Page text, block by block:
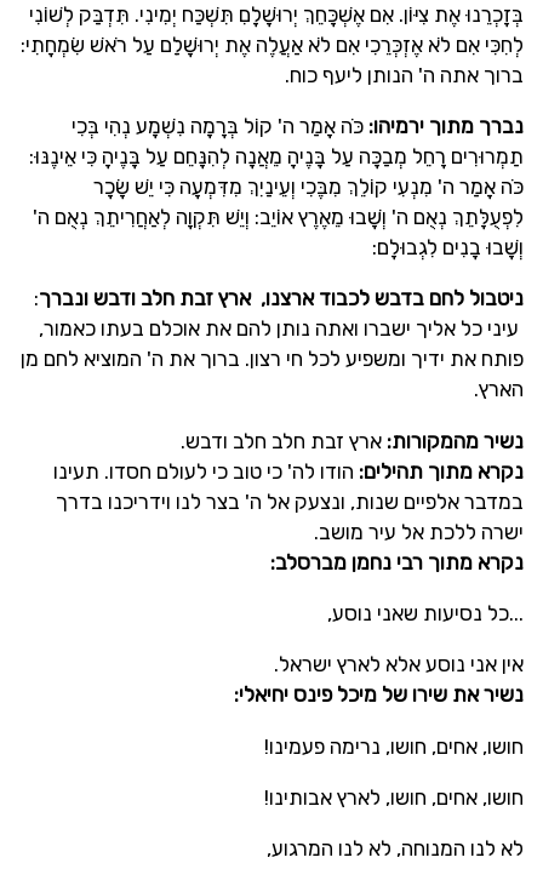
בְּזָכְרֵנוּ אֶת צִיּוֹן. אִם אֶשְׁכָּחֵךְ יְרוּשָׁלָםִ תִּשְׁכַּח יְמִינִי. תִּדְבַּק לְשׁוֹנִי
לְחִכִּי אִם לֹא אֶזְכְּרֵכִי אִם לֹא אַעֲלֶה אֶת יְרוּשָׁלִַם עַל רֹאשׁ שִׂמְחָתִי:
ברוך אתה ה' הנותן ליעף כוח.
נברך מתוך ירמיהו: כֹּה אָמַר ה' קוֹל בְּרָמָה נִשְׁמָע נְהִי בְּכִי
תַמְרוּרִים רָחֵל מְבַכָּה עַל בָּנֶיהָ מֵאֲנָה לְהִנָּחֵם עַל בָּנֶיהָ כִּי אֵינֶנּוּ:
כֹּה אָמַר ה' מִנְעִי קוֹלֵךְ מִבֶּכִי וְעֵינַיִךְ מִדִּמְעָה כִּי יֵשׁ שָׂכָר
לִפְעֻלָּתֵךְ נְאֻם ה' וְשָׁבוּ מֵאֶרֶץ אוֹיֵב: וְיֵשׁ תִּקְוָה לְאַחֲרִיתֵךְ נְאֻם ה'
וְשָׁבוּ בָנִים לִגְבוּלָם:
ניטבול לחם בדבש לכבוד ארצנו, ארץ זבת חלב ודבש ונברך:
עיני כל אליך ישברו ואתה נותן להם את אוכלם בעתו כאמור,
פותח את ידיך ומשפיע לכל חי רצון. ברוך את ה' המוציא לחם מן
הארץ.
נשיר מהמקורות: ארץ זבת חלב חלב ודבש.
נקרא מתוך תהילים: הודו לה' כי טוב כי לעולם חסדו. תעינו
במדבר אלפיים שנות, ונצעק אל ה' בצר לנו וידריכנו בדרך
ישרה ללכת אל עיר מושב.
נקרא מתוך רבי נחמן מברסלב:
...כל נסיעות שאני נוסע,
אין אני נוסע אלא לארץ ישראל.
נשיר את שירו של מיכל פינס יחיאלי:
חושו, אחים, חושו, נרימה פעמינו!
חושו, אחים, חושו, לארץ אבותינו!
לא לנו המנוחה, לא לנו המרגוע,